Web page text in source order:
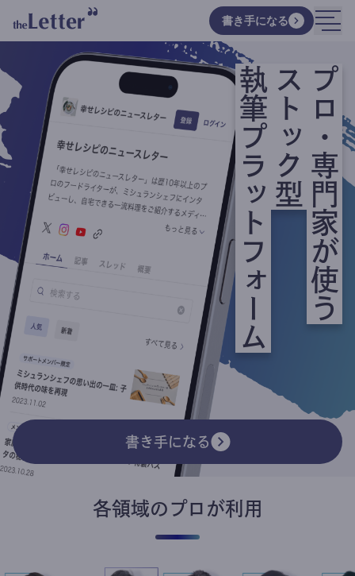
書き手になる
プロ・専門家が使う
ストック型
執筆プラットフォーム
書き手になる
各領域のプロが利用